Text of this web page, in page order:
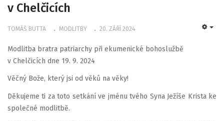
v Chelčicích
TOMÁŠ BUTTA MODLITBY 20. ZÁŘÍ 2024
Modlitba bratra patriarchy při ekumenické bohoslužbě
v Chelčicích dne 19. 9. 2024
Věčný Bože, který jsi od věků na věky!
Děkujeme ti za toto setkání ve jménu tvého Syna Ježíše Krista ke
společné modlitbě.